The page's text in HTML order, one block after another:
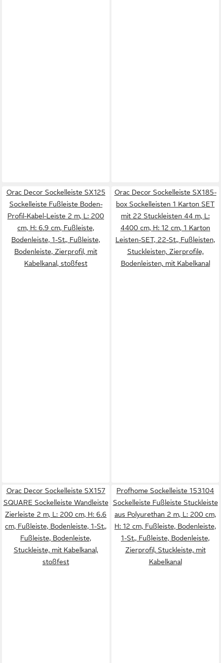
Orac Decor Sockelleiste SX125
Sockelleiste Fußleiste Boden-
Profil-Kabel-Leiste 2 m, L: 200
cm, H: 6.9 cm, Fußleiste,
Bodenleiste, 1-St., Fußleiste,
Bodenleiste, Zierprofil, mit
Kabelkanal, stoßfest
Orac Decor Sockelleiste SX185-
box Sockelleisten 1 Karton SET
mit 22 Stuckleisten 44 m, L:
4400 cm, H: 12 cm, 1 Karton
Leisten-SET, 22-St., Fußleisten,
Stuckleisten, Zierprofile,
Bodenleisten, mit Kabelkanal
Orac Decor Sockelleiste SX157
SQUARE Sockelleiste Wandleiste
Zierleiste 2 m, L: 200 cm, H: 6.6
cm, Fußleiste, Bodenleiste, 1-St.,
Fußleiste, Bodenleiste,
Stuckleiste, mit Kabelkanal,
stoßfest
Profhome Sockelleiste 153104
Sockelleiste Fußleiste Stuckleiste
aus Polyurethan 2 m, L: 200 cm,
H: 12 cm, Fußleiste, Bodenleiste,
1-St., Fußleiste, Bodenleiste,
Zierprofil, Stuckleiste, mit
Kabelkanal